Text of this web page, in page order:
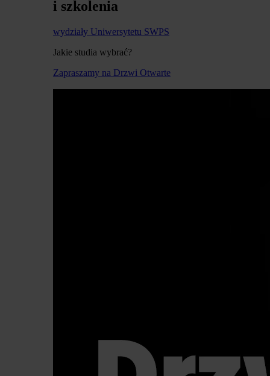
i szkolenia
wydziały Uniwersytetu SWPS
Jakie studia wybrać?
Zapraszamy na Drzwi Otwarte